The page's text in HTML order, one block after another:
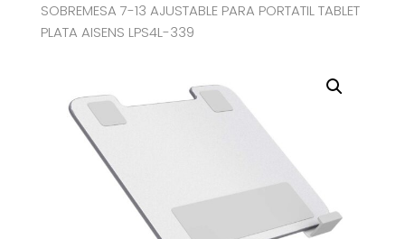
SOBREMESA 7-13 AJUSTABLE PARA PORTATIL TABLET
PLATA AISENS LPS4L-339